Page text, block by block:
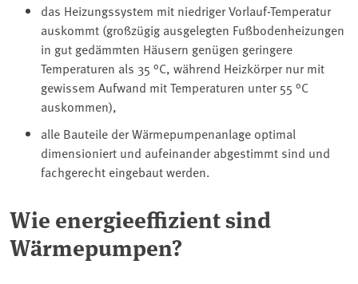
das Heizungssystem mit niedriger Vorlauf-Temperatur
auskommt (großzügig ausgelegten Fußbodenheizungen
in gut gedämmten Häusern genügen geringere
Temperaturen als 35 °C, während Heizkörper nur mit
gewissem Aufwand mit Temperaturen unter 55 °C
auskommen),
alle Bauteile der Wärmepumpenanlage optimal
dimensioniert und aufeinander abgestimmt sind und
fachgerecht eingebaut werden.
Wie energieeffizient sind
Wärmepumpen?